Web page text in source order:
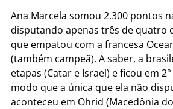
Ana Marcela somou 2.300 pontos
disputando apenas três de quatro
que empatou com a francesa
(também campeã). A saber, a
etapas (Catar e Israel) e ficou em
modo que a única que ela não
aconteceu em Ohrid (Macedônia